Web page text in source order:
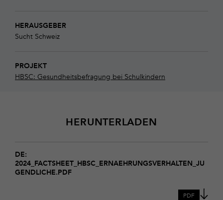
HERAUSGEBER
Sucht Schweiz
PROJEKT
HBSC: Gesundheitsbefragung bei Schulkindern
HERUNTERLADEN
DE:
2024_FACTSHEET_HBSC_ERNAEHRUNGSVERHALTEN_JU
GENDLICHE.PDF
2024_Factsheet_hbsc_Ernaehrungsverhalten_Jugendliche
PDF